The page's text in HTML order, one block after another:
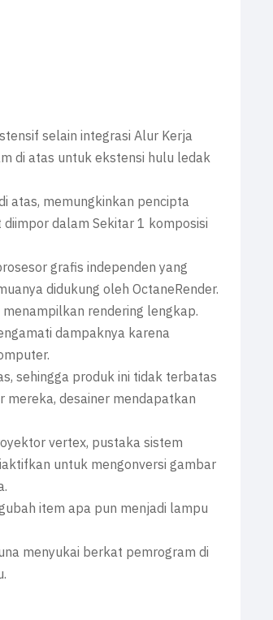
selain integrasi Alur Kerja
di atas untuk ekstensi hulu ledak
atas, memungkinkan pencipta
dalam Sekitar 1 komposisi
grafis independen yang
didukung oleh OctaneRender.
rendering lengkap.
dampaknya karena
sehingga produk ini tidak terbatas
desainer mendapatkan
vertex, pustaka sistem
untuk mengonversi gambar
item apa pun menjadi lampu
menyukai berkat pemrogram di